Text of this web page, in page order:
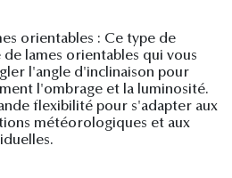
orientables : Ce type de
lames orientables qui vous
l'angle d'inclinaison pour
l'ombrage et la luminosité.
flexibilité pour s'adapter aux
météorologiques et aux